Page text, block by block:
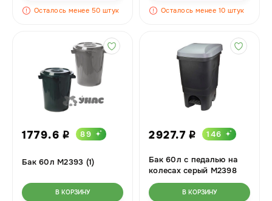
Осталось менее 50 штук Осталось менее 10 штук
1779.6 i 89
Бак 60л М2393 (1)
В КОРЗИНУ
2927.7 i 146
Бак 60л с педалью на
колесах серый М2398
В КОРЗИНУ